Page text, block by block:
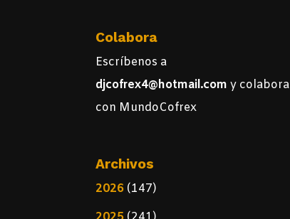
Colabora
Escríbenos a
djcofrex4@hotmail.comy colabora
con MundoCofrex
Archivos
2026 (147)